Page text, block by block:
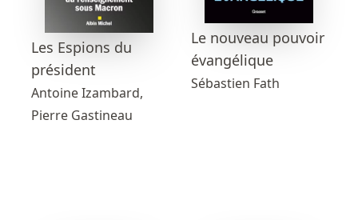
Les Espions du
président
Antoine Izambard,
Pierre Gastineau
Le nouveau pouvoir
évangélique
Sébastien Fath